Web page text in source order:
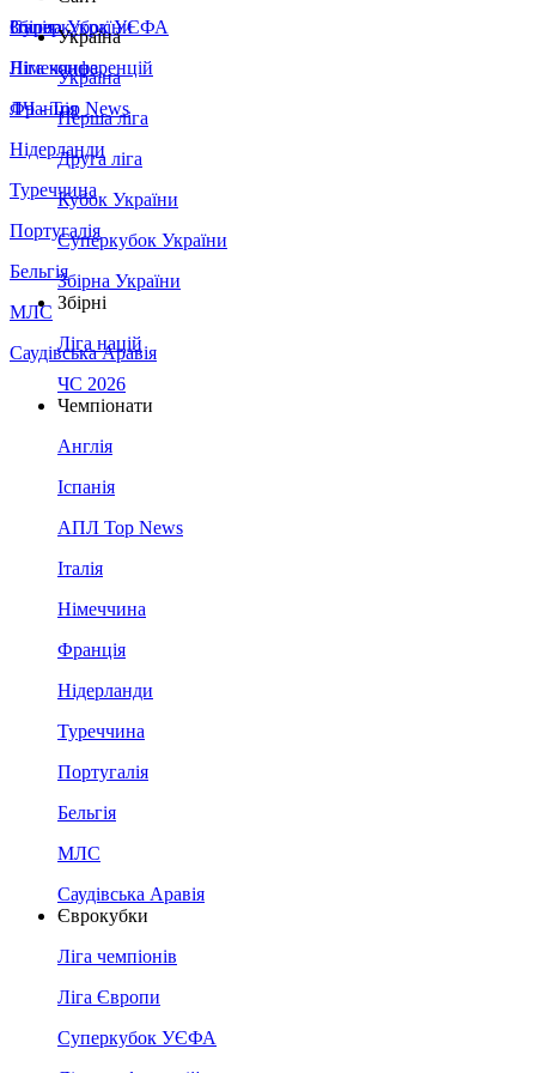
Збірна України
Італія
Німеччина
Франція
Нідерланди
Туреччина
Португалія
Бельгія
МЛС
Саудівська Аравія
Суперкубок УЄФА
Ліга конференцій
ЛЧ - Top News
Україна
Україна
Перша ліга
Друга ліга
Кубок України
Суперкубок України
Збірна України
Збірні
Ліга націй
ЧС 2026
Чемпіонати
Англія
Іспанія
АПЛ Top News
Італія
Німеччина
Франція
Нідерланди
Туреччина
Португалія
Бельгія
МЛС
Саудівська Аравія
Єврокубки
Ліга чемпіонів
Ліга Європи
Суперкубок УЄФА